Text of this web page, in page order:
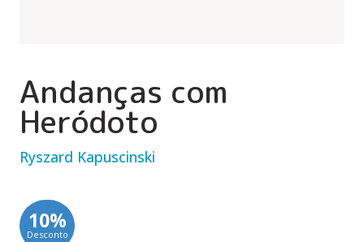
Andanças com
Heródoto
Ryszard Kapuscinski
10%
Desconto